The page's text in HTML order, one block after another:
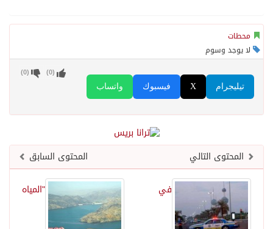
محطات
لا يوجد وسوم
واتساب فيسبوك X تيليجرام
(
0
) (
0
)
المحتوى السابق
المحتوى التالي
"المياه
في